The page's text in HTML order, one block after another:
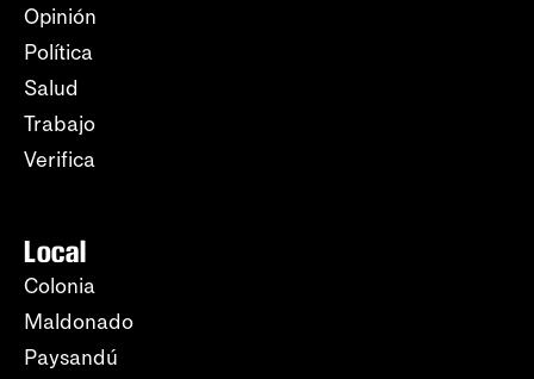
Opinión
Política
Salud
Trabajo
Verifica
Local
Colonia
Maldonado
Paysandú